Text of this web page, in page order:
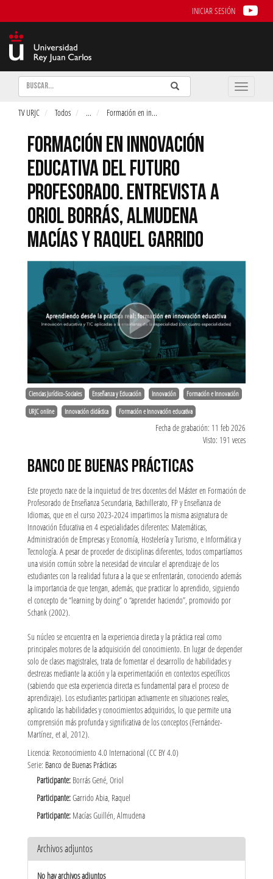
INICIAR SESIÓN
Buscar Enviar
Buscar
Toggle
TV URJC Todos ... Formación en in...
FORMACIÓN EN INNOVACIÓN
EDUCATIVA DEL FUTURO
PROFESORADO. ENTREVISTA A
ORIOL BORRÁS, ALMUDENA
MACÍAS Y RAQUEL GARRIDO
Ciencias Jurídico-Sociales Enseñanza y Educación Innovación Formación e Innovación
URJC online Innovación didáctica Formación e Innovación educativa
Fecha de grabación: 11 feb 2026
Visto: 191 veces
BANCO DE BUENAS PRÁCTICAS
Este proyecto nace de la inquietud de tres docentes del Máster en Formación de
Profesorado de Enseñanza Secundaria, Bachillerato, FP y Enseñanza de
Idiomas, que en el curso 2023-2024 impartimos la misma asignatura de
Innovación Educativa en 4 especialidades diferentes: Matemáticas,
Administración de Empresas y Economía, Hostelería y Turismo, e Informática y
Tecnología. A pesar de proceder de disciplinas diferentes, todos compartíamos
una visión común sobre la necesidad de vincular el aprendizaje de los
estudiantes con la realidad futura a la que se enfrentarán, conociendo además
la importancia de que tengan, además, que practicar lo aprendido, siguiendo
el concepto de “learning by doing” o “aprender haciendo”, promovido por
Schank (2002).
Su núcleo se encuentra en la experiencia directa y la práctica real como
principales motores de la adquisición del conocimiento. En lugar de depender
solo de clases magistrales, trata de fomentar el desarrollo de habilidades y
destrezas mediante la acción y la experimentación en contextos específicos
(sabiendo que esta experiencia directa es fundamental para el proceso de
aprendizaje). Los estudiantes participan activamente en situaciones reales,
aplicando las habilidades y conocimientos adquiridos, lo que permite una
comprensión más profunda y significativa de los conceptos (Fernández-
Martínez, et al, 2012).
Licencia: Reconocimiento 4.0 Internacional (CC BY 4.0)
Serie: Banco de Buenas Prácticas
Participante: Borrás Gené, Oriol
Participante:Garrido Abia, Raquel
Participante: Macías Guillén, Almudena
Archivos adjuntos
No hay archivos adjuntos